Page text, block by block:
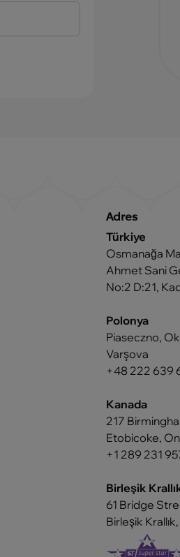
Adres
Türkiye
Osmanağa
Ahmet Sani
No:2 D:21,
Polonya
Piaseczno,
Varşova
+48 222 639
Kanada
217
Etobicoke,
+1 289 231
Birleşik
61 Bridge
Birleşik